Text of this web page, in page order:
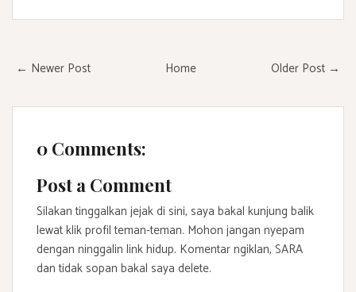
← Newer Post Older Post →
Home
0 Comments:
Post a Comment
Silakan tinggalkan jejak di sini, saya bakal kunjung balik
lewat klik profil teman-teman. Mohon jangan nyepam
dengan ninggalin link hidup. Komentar ngiklan, SARA
dan tidak sopan bakal saya delete.